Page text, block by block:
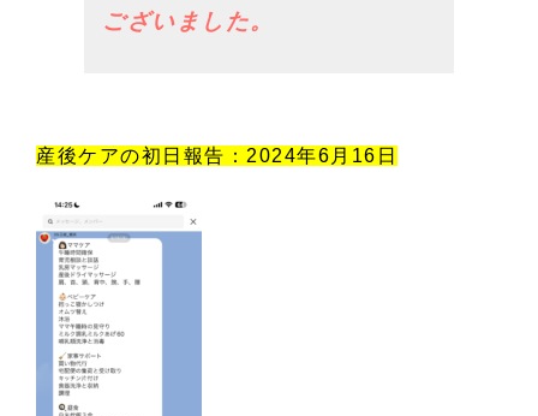
ございました。
産後ケアの初日報告：2024年6月16日